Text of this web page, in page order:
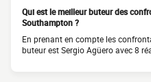
Qui est le meilleur buteur des
Southampton ?
En prenant en compte les
buteur est Sergio Agüero avec 8